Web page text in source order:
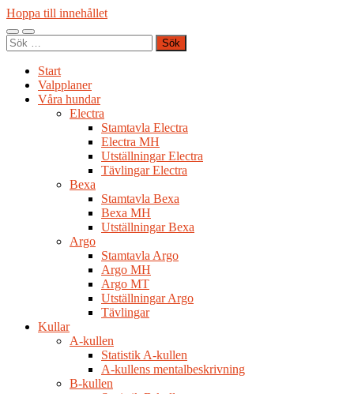
Hoppa till innehållet
Slå
på/av
Slå
på/av
Sök
efter:
Start
Valpplaner
Våra hundar
Electra
Stamtavla Electra
Electra MH
Utställningar Electra
Tävlingar Electra
Bexa
Stamtavla Bexa
Bexa MH
Utställningar Bexa
Argo
Stamtavla Argo
Argo MH
Argo MT
Utställningar Argo
Tävlingar
Kullar
A-kullen
Statistik A-kullen
A-kullens mentalbeskrivning
B-kullen